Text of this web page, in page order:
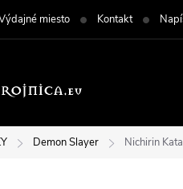
miesto Kontakt
Demon Slayer Nichirin